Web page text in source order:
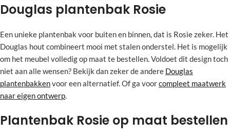
Douglas plantenbak Rosie
Een unieke plantenbak voor buiten en binnen, dat is Rosie zeker. Het
Douglas hout combineert mooi met stalen onderstel. Het is mogelijk
om het meubel volledig op maat te bestellen. Voldoet dit design toch
niet aan alle wensen? Bekijk dan zeker de andere Douglas
plantenbakkenvoor een alternatief. Of ga voorcompleet maatwerk
naar eigen ontwerp.
Plantenbak Rosie op maat bestellen